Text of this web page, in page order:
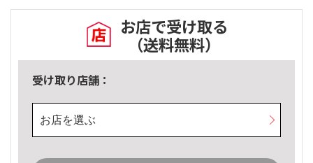
お店で受け取る
（送料無料）
受け取り店舗：
お店を選ぶ